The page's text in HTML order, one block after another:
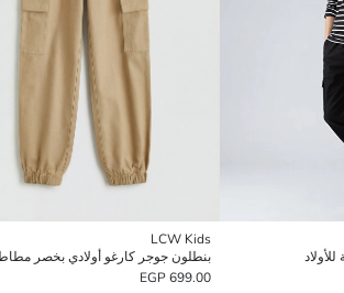
LCW Kids
بنطلون جوجر كارغو أولادي بخصر
699.00 EGP